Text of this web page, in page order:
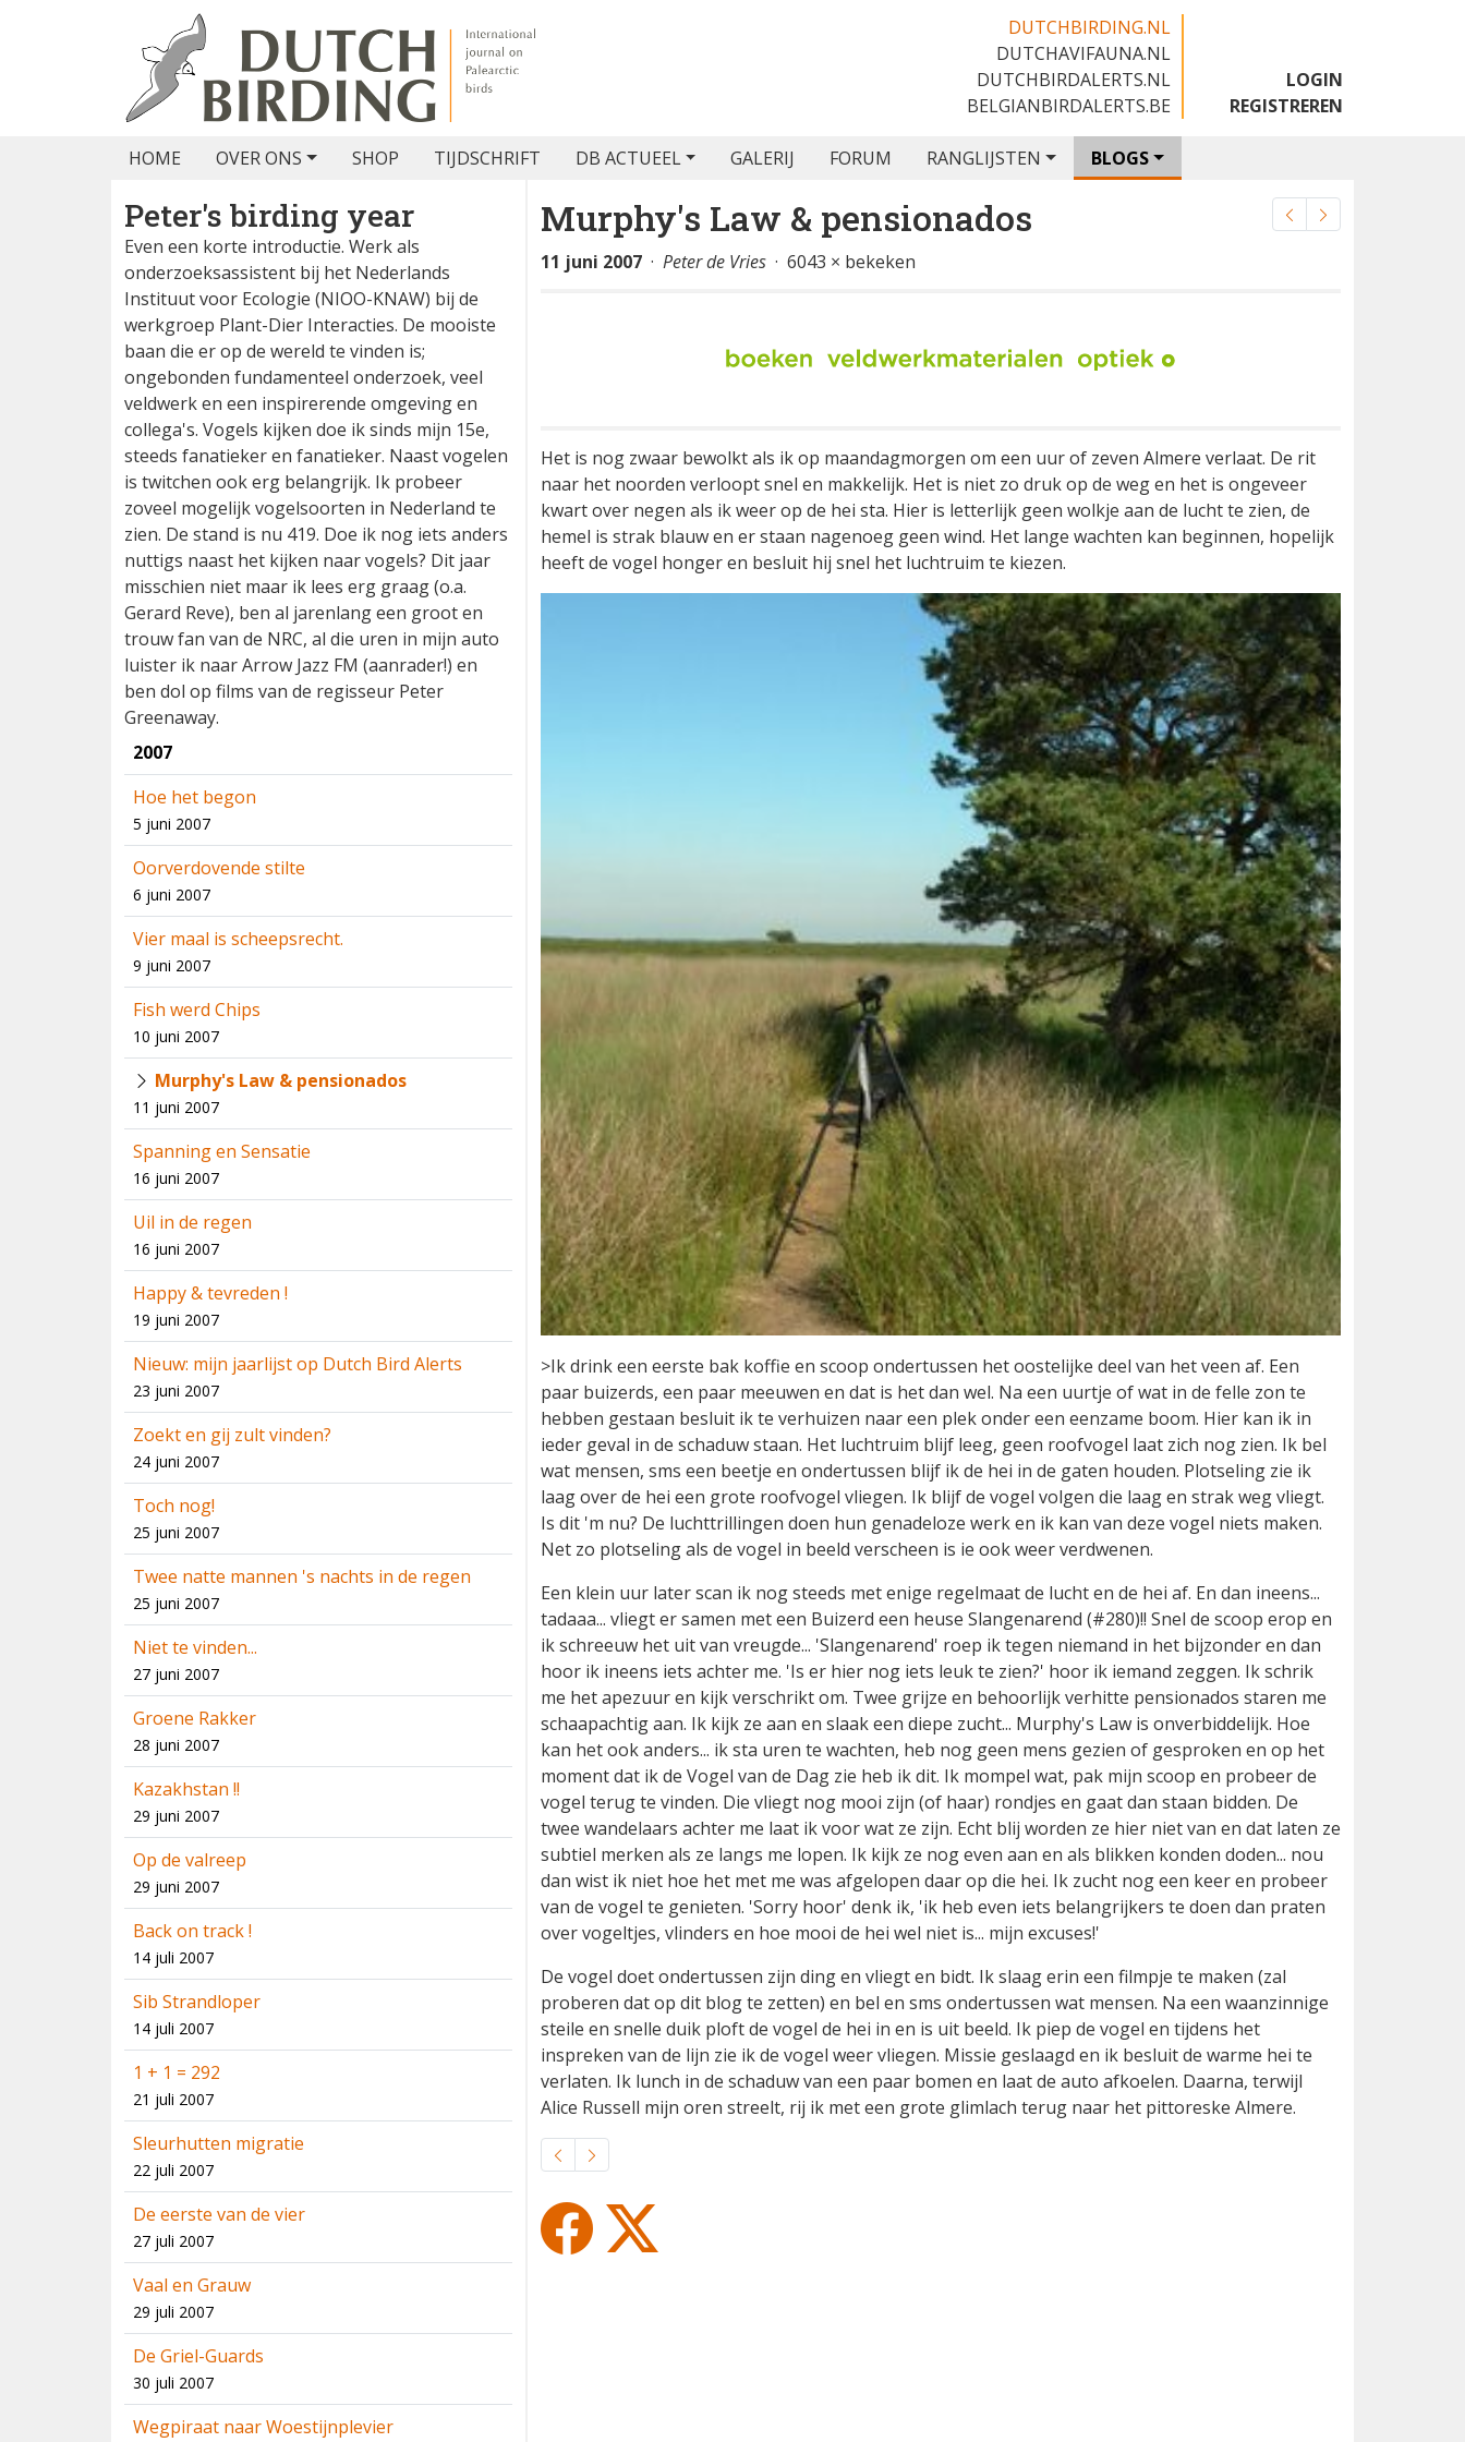
DUTCHBIRDING.NL
DUTCHAVIFAUNA.NL
DUTCHBIRDALERTS.NL
BELGIANBIRDALERTS.BE
LOGIN
REGISTREREN
HOME OVER ONS SHOP TIJDSCHRIFT DB ACTUEEL GALERIJ FORUM RANGLIJSTEN BLOGS
Peter's birding year
Even een korte introductie. Werk als
onderzoeksassistent bij het Nederlands
Instituut voor Ecologie (NIOO-KNAW) bij de
werkgroep Plant-Dier Interacties. De mooiste
baan die er op de wereld te vinden is;
ongebonden fundamenteel onderzoek, veel
veldwerk en een inspirerende omgeving en
collega's. Vogels kijken doe ik sinds mijn 15e,
steeds fanatieker en fanatieker. Naast vogelen
is twitchen ook erg belangrijk. Ik probeer
zoveel mogelijk vogelsoorten in Nederland te
zien. De stand is nu 419. Doe ik nog iets anders
nuttigs naast het kijken naar vogels? Dit jaar
misschien niet maar ik lees erg graag (o.a.
Gerard Reve), ben al jarenlang een groot en
trouw fan van de NRC, al die uren in mijn auto
luister ik naar Arrow Jazz FM (aanrader!) en
ben dol op films van de regisseur Peter
Greenaway.
2007
Hoe het begon
5 juni 2007
Oorverdovende stilte
6 juni 2007
Vier maal is scheepsrecht.
9 juni 2007
Fish werd Chips
10 juni 2007
Murphy's Law & pensionados
11 juni 2007
Spanning en Sensatie
16 juni 2007
Uil in de regen
16 juni 2007
Happy & tevreden !
19 juni 2007
Nieuw: mijn jaarlijst op Dutch Bird Alerts
23 juni 2007
Zoekt en gij zult vinden?
24 juni 2007
Toch nog!
25 juni 2007
Twee natte mannen 's nachts in de regen
25 juni 2007
Niet te vinden...
27 juni 2007
Groene Rakker
28 juni 2007
Kazakhstan !!
29 juni 2007
Op de valreep
29 juni 2007
Back on track !
14 juli 2007
Sib Strandloper
14 juli 2007
1 + 1 = 292
21 juli 2007
Sleurhutten migratie
22 juli 2007
De eerste van de vier
27 juli 2007
Vaal en Grauw
29 juli 2007
De Griel-Guards
30 juli 2007
Wegpiraat naar Woestijnplevier
Murphy's Law & pensionados
11 juni 2007 · Peter de Vries · 6043 × bekeken
Het is nog zwaar bewolkt als ik op maandagmorgen om een uur of zeven Almere verlaat. De rit
naar het noorden verloopt snel en makkelijk. Het is niet zo druk op de weg en het is ongeveer
kwart over negen als ik weer op de hei sta. Hier is letterlijk geen wolkje aan de lucht te zien, de
hemel is strak blauw en er staan nagenoeg geen wind. Het lange wachten kan beginnen, hopelijk
heeft de vogel honger en besluit hij snel het luchtruim te kiezen.
>Ik drink een eerste bak koffie en scoop ondertussen het oostelijke deel van het veen af. Een
paar buizerds, een paar meeuwen en dat is het dan wel. Na een uurtje of wat in de felle zon te
hebben gestaan besluit ik te verhuizen naar een plek onder een eenzame boom. Hier kan ik in
ieder geval in de schaduw staan. Het luchtruim blijf leeg, geen roofvogel laat zich nog zien. Ik bel
wat mensen, sms een beetje en ondertussen blijf ik de hei in de gaten houden. Plotseling zie ik
laag over de hei een grote roofvogel vliegen. Ik blijf de vogel volgen die laag en strak weg vliegt.
Is dit 'm nu? De luchttrillingen doen hun genadeloze werk en ik kan van deze vogel niets maken.
Net zo plotseling als de vogel in beeld verscheen is ie ook weer verdwenen.
Een klein uur later scan ik nog steeds met enige regelmaat de lucht en de hei af. En dan ineens...
tadaaa... vliegt er samen met een Buizerd een heuse Slangenarend (#280)!! Snel de scoop erop en
ik schreeuw het uit van vreugde... 'Slangenarend' roep ik tegen niemand in het bijzonder en dan
hoor ik ineens iets achter me. 'Is er hier nog iets leuk te zien?' hoor ik iemand zeggen. Ik schrik
me het apezuur en kijk verschrikt om. Twee grijze en behoorlijk verhitte pensionados staren me
schaapachtig aan. Ik kijk ze aan en slaak een diepe zucht... Murphy's Law is onverbiddelijk. Hoe
kan het ook anders... ik sta uren te wachten, heb nog geen mens gezien of gesproken en op het
moment dat ik de Vogel van de Dag zie heb ik dit. Ik mompel wat, pak mijn scoop en probeer de
vogel terug te vinden. Die vliegt nog mooi zijn (of haar) rondjes en gaat dan staan bidden. De
twee wandelaars achter me laat ik voor wat ze zijn. Echt blij worden ze hier niet van en dat laten ze
subtiel merken als ze langs me lopen. Ik kijk ze nog even aan en als blikken konden doden... nou
dan wist ik niet hoe het met me was afgelopen daar op die hei. Ik zucht nog een keer en probeer
van de vogel te genieten. 'Sorry hoor' denk ik, 'ik heb even iets belangrijkers te doen dan praten
over vogeltjes, vlinders en hoe mooi de hei wel niet is... mijn excuses!'
De vogel doet ondertussen zijn ding en vliegt en bidt. Ik slaag erin een filmpje te maken (zal
proberen dat op dit blog te zetten) en bel en sms ondertussen wat mensen. Na een waanzinnige
steile en snelle duik ploft de vogel de hei in en is uit beeld. Ik piep de vogel en tijdens het
inspreken van de lijn zie ik de vogel weer vliegen. Missie geslaagd en ik besluit de warme hei te
verlaten. Ik lunch in de schaduw van een paar bomen en laat de auto afkoelen. Daarna, terwijl
Alice Russell mijn oren streelt, rij ik met een grote glimlach terug naar het pittoreske Almere.